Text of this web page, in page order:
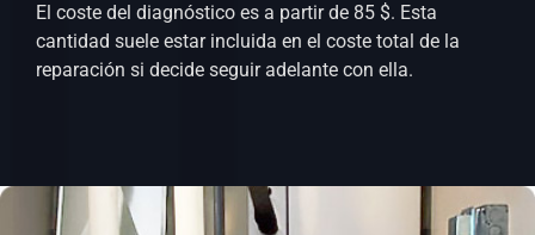
El coste del diagnóstico es a partir de 85 $. Esta
cantidad suele estar incluida en el coste total de la
reparación si decide seguir adelante con ella.